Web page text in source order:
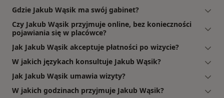
Gdzie Jakub Wąsik ma swój gabinet?
Czy Jakub Wąsik przyjmuje online, bez konieczności
pojawiania się w placówce?
Jak Jakub Wąsik akceptuje płatności po wizycie?
W jakich językach konsultuje Jakub Wąsik?
Jak Jakub Wąsik umawia wizyty?
W jakich godzinach przyjmuje Jakub Wąsik?